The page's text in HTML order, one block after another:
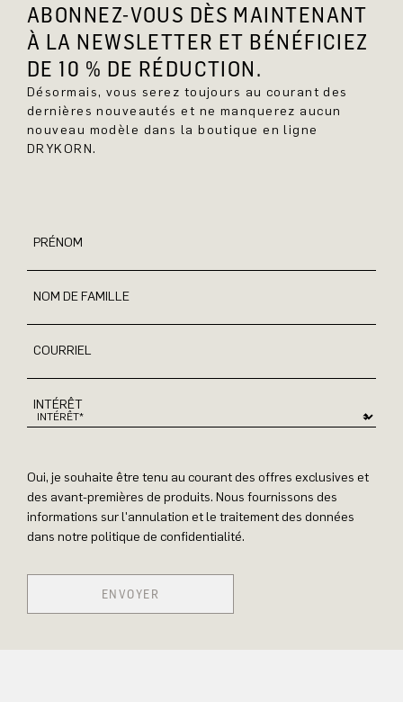
ABONNEZ-VOUS DÈS MAINTENANT
À LA NEWSLETTER ET BÉNÉFICIEZ
DE 10 % DE RÉDUCTION.
Désormais, vous serez toujours au courant des
dernières nouveautés et ne manquerez aucun
nouveau modèle dans la boutique en ligne
DRYKORN.
PRÉNOM
NOM DE FAMILLE
COURRIEL
INTÉRÊT
Oui, je souhaite être tenu au courant des offres exclusives et
des avant-premières de produits. Nous fournissons des
informations sur l'annulation et le traitement des données
dans notre politique de confidentialité.
ENVOYER